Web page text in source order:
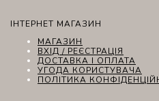
ІНТЕРНЕТ МАГАЗИН
МАГАЗИН
ВХІД / РЕЄСТРАЦІЯ
ДОСТАВКА І ОПЛАТА
УГОДА КОРИСТУВАЧА
ПОЛІТИКА